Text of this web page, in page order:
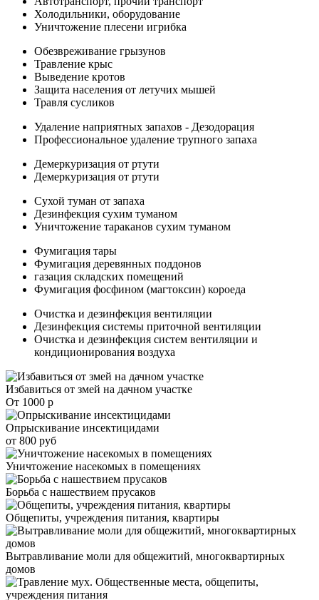
Холодильники, оборудование
Уничтожение плесени игрибка
Обезвреживание грызунов
Травление крыс
Выведение кротов
Защита населения от летучих мышей
Травля сусликов
Удаление наприятных запахов - Дезодорация
Профессиональное удаление трупного запаха
Демеркуризация от ртути
Демеркуризация от ртути
Сухой туман от запаха
Дезинфекция сухим туманом
Уничтожение тараканов сухим туманом
Фумигация тары
Фумигация деревянных поддонов
газация складских помещений
Фумигация фосфином (магтоксин) короеда
Очистка и дезинфекция вентиляции
Дезинфекция системы приточной вентиляции
Очистка и дезинфекция систем вентиляции и
кондиционирования воздуха
Избавиться от змей на дачном участке
От 1000 р
Опрыскивание инсектицидами
от 800 руб
Уничтожение насекомых в помещениях
Борьба с нашествием прусаков
Общепиты, учреждения питания, квартиры
Вытравливание моли для общежитий, многоквартирных
домов